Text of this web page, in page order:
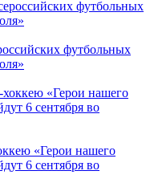
футбольных
«Герои нашего
6 сентября во